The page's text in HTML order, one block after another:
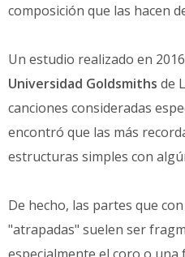
composición que las hacen
Un estudio realizado en
Universidad Goldsmiths de
canciones consideradas
encontró que las más
estructuras simples con
De hecho, las partes que
"atrapadas" suelen ser